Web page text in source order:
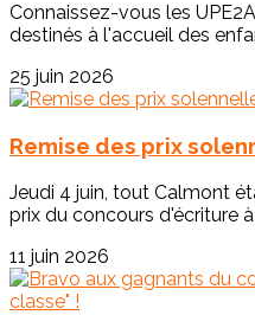
Connaissez-vous les
destinés à l'accueil des
25 juin 2026
Remise des prix
Jeudi 4 juin, tout Calmont
prix du concours d'écriture à
11 juin 2026